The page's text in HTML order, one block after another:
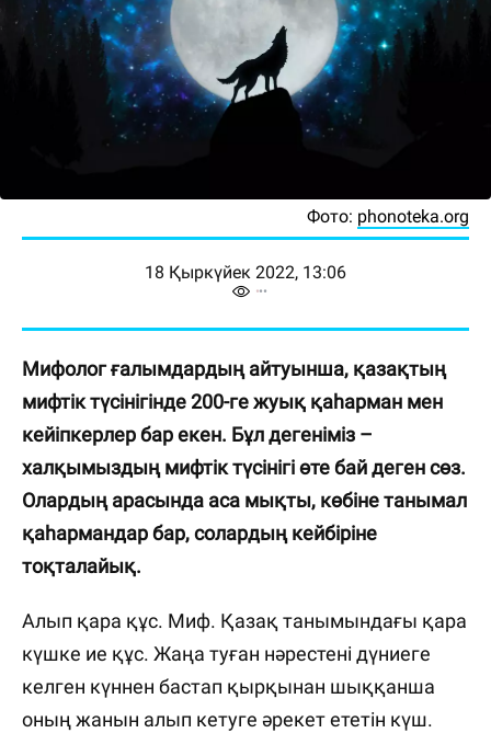
Фото: phonoteka.org
18 Қыркүйек 2022, 13:06
Мифолог ғалымдардың айтуынша, қазақтың
мифтік түсінігінде 200-ге жуық қаһарман мен
кейіпкерлер бар екен. Бұл дегеніміз –
халқымыздың мифтік түсінігі өте бай деген сөз.
Олардың арасында аса мықты, көбіне танымал
қаһармандар бар, солардың кейбіріне
тоқталайық.
Алып қара құс. Миф. Қазақ танымындағы қара
күшке ие құс. Жаңа туған нәрестені дүниеге
келген күннен бастап қырқынан шыққанша
оның жанын алып кетуге әрекет ететін күш.